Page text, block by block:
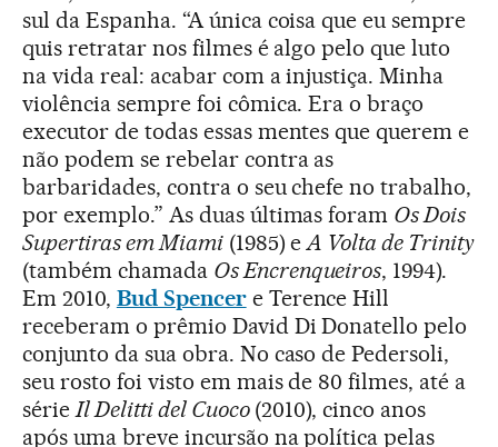
sul da Espanha. “A única coisa que eu sempre
quis retratar nos filmes é algo pelo que luto
na vida real: acabar com a injustiça. Minha
violência sempre foi cômica. Era o braço
executor de todas essas mentes que querem e
não podem se rebelar contra as
barbaridades, contra o seu chefe no trabalho,
por exemplo.” As duas últimas foram Os Dois
Supertiras em Miami(1985) eA Volta de Trinity
(também chamada Os Encrenqueiros, 1994).
Em 2010, Bud Spencere Terence Hill
receberam o prêmio David Di Donatello pelo
conjunto da sua obra. No caso de Pedersoli,
seu rosto foi visto em mais de 80 filmes, até a
sérieIl Delitti del Cuoco(2010), cinco anos
após uma breve incursão na política pelas